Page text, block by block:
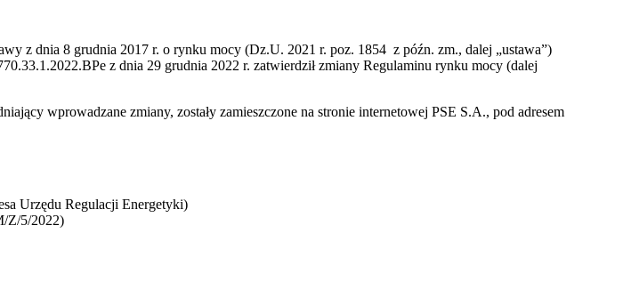
z dnia 8 grudnia 2017 r. o rynku mocy (Dz.U. 2021 r. poz. 1854 z późn. zm., dalej „ustawa”)
z dnia 29 grudnia 2022 r. zatwierdził zmiany Regulaminu rynku mocy (dalej
wprowadzane zmiany, zostały zamieszczone na stronie internetowej PSE S.A., pod adresem
Urzędu Regulacji Energetyki)
Z/5/2022)